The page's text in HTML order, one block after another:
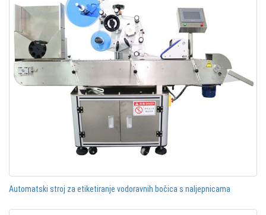
Automatski stroj za etiketiranje vodoravnih bočica s naljepnicama